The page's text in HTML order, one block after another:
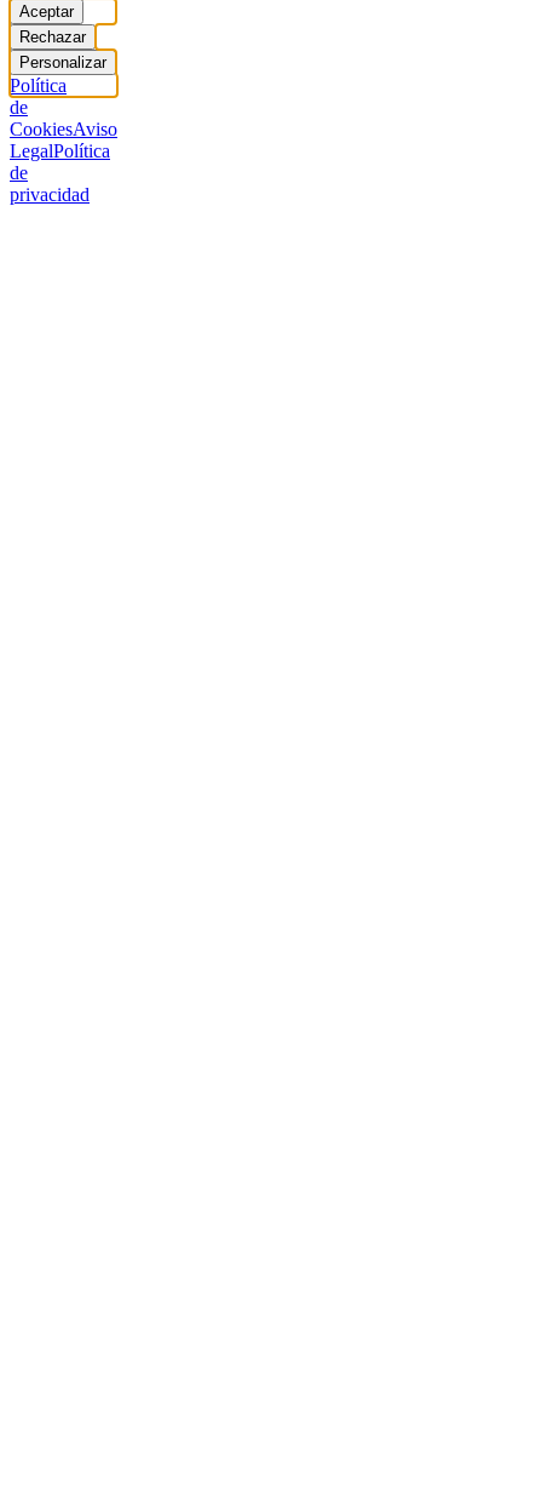
Aceptar
Rechazar
Personalizar
Política
de
CookiesAviso
LegalPolítica
de
privacidad